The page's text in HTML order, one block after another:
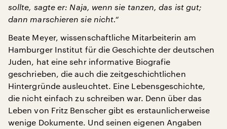
sollte, sagte er: Naja, wenn sie tanzen, das ist gut;
dann marschieren sie nicht.“
Beate Meyer, wissenschaftliche Mitarbeiterin am
Hamburger Institut für die Geschichte der deutschen
Juden, hat eine sehr informative Biografie
geschrieben, die auch die zeitgeschichtlichen
Hintergründe ausleuchtet. Eine Lebensgeschichte,
die nicht einfach zu schreiben war. Denn über das
Leben von Fritz Benscher gibt es erstaunlicherweise
wenige Dokumente. Und seinen eigenen Angaben